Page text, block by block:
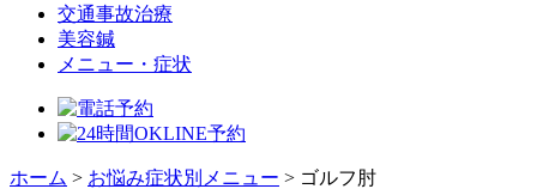
交通事故治療
美容鍼
メニュー・症状
ホーム > お悩み症状別メニュー > ゴルフ肘